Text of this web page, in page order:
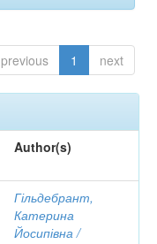
previous 1 next
Author(s)
Гільдебрант,
Катерина
Йосипівна /